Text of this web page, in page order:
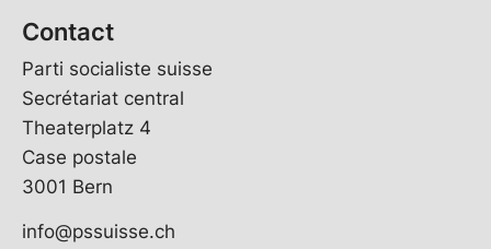
Contact
Parti socialiste suisse
Secrétariat central
Theaterplatz 4
Case postale
3001 Bern
info@pssuisse.ch